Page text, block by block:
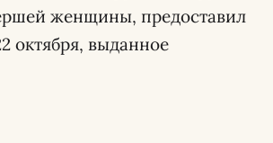
женщины, предоставил
октября, выданное